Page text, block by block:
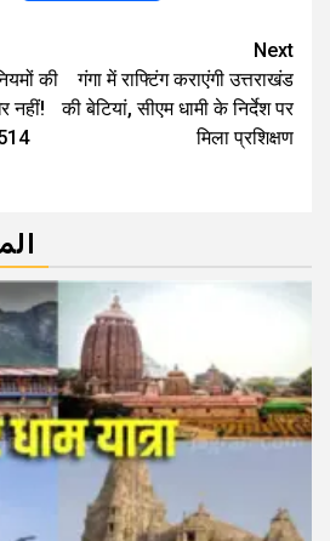
की
नहीं!
Next
गंगा में राफ्टिंग कराएंगी उत्तराखंड
की बेटियां, सीएम धामी के निर्देश पर
मिला प्रशिक्षण